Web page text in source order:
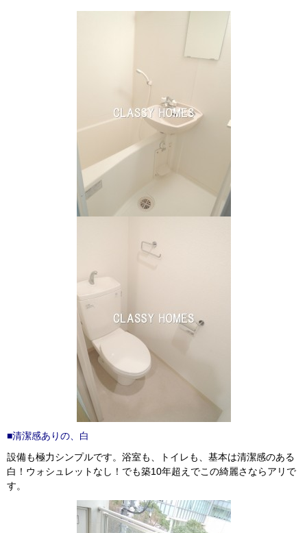
■清潔感ありの、白
設備も極力シンプルです。浴室も、トイレも、基本は清潔感のある
白！ウォシュレットなし！でも築10年超えでこの綺麗さならアリで
す。